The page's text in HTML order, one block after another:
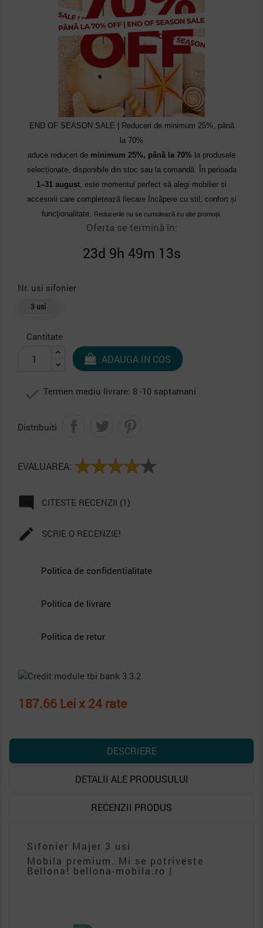
END OF SEASON SALE | Reduceri de minimum 25%, până
la 70%
aduce reduceri de minimum 25%, până la 70% la produsele
selecționate, disponibile din stoc sau la comandă. În perioada
1–31 august, este momentul perfect să alegi mobilier și
accesorii care completează fiecare încăpere cu stil, confort și
funcționalitate. Reducerile nu se cumulează cu alte promoții.
Oferta se termină în:
23d 9h 49m 12s
Nr. usi sifonier
3 usi
Cantitate
ADAUGA IN COS
 Termen mediu livrare: 8 -10 saptamani
Distribuiti
EVALUAREA:
 CITESTE RECENZII (1)
 SCRIE O RECENZIE!
Politica de confidentialitate
Politica de livrare
Politica de retur
187.66 Lei x 24 rate
DESCRIERE
DETALII ALE PRODUSULUI
RECENZII PRODUS
Sifonier Majer 3 usi
Mobila premium. Mi se potriveste
Bellona! bellona-mobila.ro |